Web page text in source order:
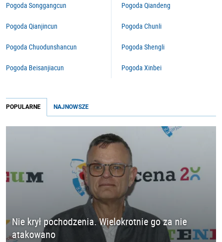
Pogoda Songgangcun
Pogoda Qianjincun
Pogoda Chuodunshancun
Pogoda Beisanjiacun
Pogoda Qiandeng
Pogoda Chunli
Pogoda Shengli
Pogoda Xinbei
POPULARNE NAJNOWSZE
Nie krył pochodzenia. Wielokrotnie go za nie
atakowano